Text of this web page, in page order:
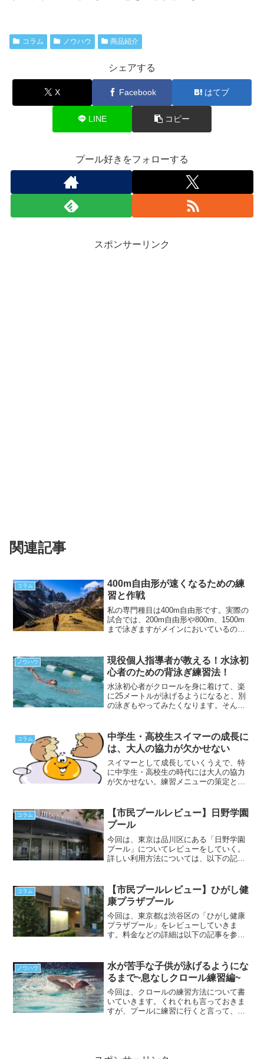
コラム ノウハウ 商品紹介
シェアする
X Facebook はてブ
LINE コピー
プール好きをフォローする
スポンサーリンク
関連記事
コラム
400m自由形が速くなるための練
習と作戦
私の専門種目は400m自由形です。実際の
試合では、200m自由形や800m、1500m
まで泳ぎますがメインにおいているのは
ですがそこからずっとやり続けていま
す。ある...
ノウハウ
現役個人指導者が教える！水泳初
心者のための背泳ぎ練習法！
水泳初心者がクロールを身に着けて、楽
に25メートルが泳げるようになると、別
の泳ぎもやってみたくなります。そんな
自由に呼吸ができるため、人によっては
クロールよりも簡単であ...
コラム
中学生・高校生スイマーの成長に
は、大人の協力が欠かせない
スイマーとして成長していくうえで、特
に中学生・高校生の時代には大人の協力
が欠かせない。練習メニューの策定とい
ては大人のほうが積極的に知識を取りに
行き、スイマーに還元しな...
コラム
【市民プールレビュー】日野学園
プール
今回は、東京は品川区にある「日野学園
プール」についてレビューをしていく。
詳しい利用方法については、以下の記事
置するプール。都心からも行きやすいた
め、アクセスとしては...
コラム
【市民プールレビュー】ひがし健
康プラザプール
今回は、東京都は渋谷区の「ひがし健康
プラザプール」をレビューしていきま
す。料金などの詳細は以下の記事を参照
ラザプール」。アクセスは悪くないでし
ょう。ただし、「車や自...
ノウハウ
水が苦手な子供が泳げるようにな
るまで~息なしクロール練習編~
今回は、クロールの練習方法について書
いていきます。くれぐれも言っておきま
すが、プールに練習に行くと言って、何